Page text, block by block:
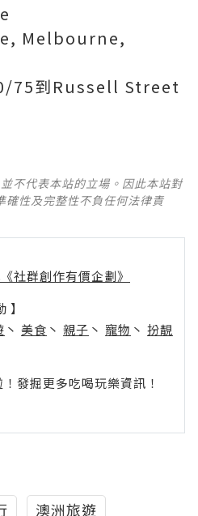
Melbourne,
75到Russell Street
不代表本站的立場。因此本站對
確性及完整性不負任何法律責
社群創作有價企劃》
】
丶 美食 丶 親子 丶 寵物 丶 扮靚
發掘更多吃喝玩樂資訊！
澳洲旅遊